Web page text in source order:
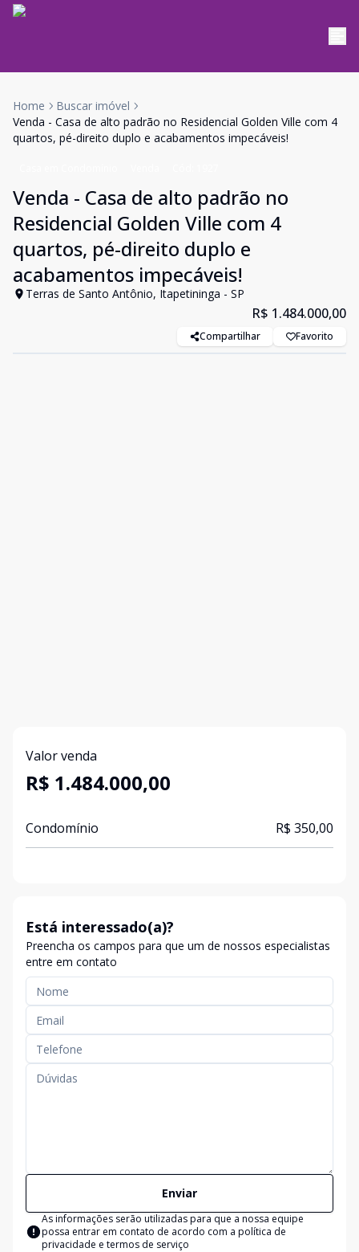
Home
Buscar imóvel
Venda - Casa de alto padrão no Residencial Golden Ville com 4
quartos, pé-direito duplo e acabamentos impecáveis!
Venda - Casa de alto padrão no
Residencial Golden Ville com 4
quartos, pé-direito duplo e
acabamentos impecáveis!
Terras de Santo Antônio, Itapetininga - SP
R$ 1.484.000,00
Compartilhar Favorito
Valor venda
R$ 1.484.000,00
Condomínio R$ 350,00
Está interessado(a)?
Preencha os campos para que um de nossos especialistas
entre em contato
Enviar
As informações serão utilizadas para que a nossa equipe
possa entrar em contato de acordo com a política de
privacidade e termos de serviço